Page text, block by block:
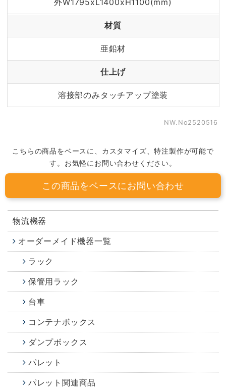
材質
亜鉛材
仕上げ
溶接部のみタッチアップ塗装
NW.No2520516
こちらの商品をベースに、カスタマイズ、特注製作が可能で
す。お気軽にお問い合わせください。
この商品をベースにお問い合わせ
物流機器
オーダーメイド機器一覧
ラック
保管用ラック
台車
コンテナボックス
ダンプボックス
パレット
パレット関連商品